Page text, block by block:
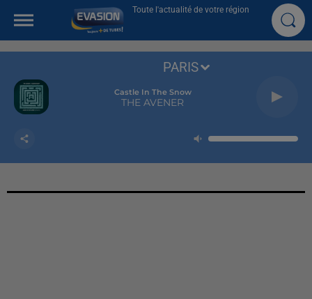
Toute l'actualité de votre région
Castle In The Snow
THE AVENER
PARIS